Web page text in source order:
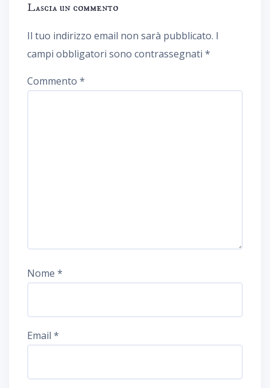
Lascia un commento
Il tuo indirizzo email non sarà pubblicato. I
campi obbligatori sono contrassegnati *
Commento *
Nome *
Email *